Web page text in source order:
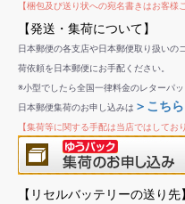
【梱包及び送り状への宛名書きはお客様
【発送・集荷について】
日本郵便の各支店や日本郵便取り扱いの
荷依頼を日本郵便にお手配ください。
※小型でしたら全国一律料金のレターパッ
日本郵便集荷のお申し込みは ＞こちら
【集荷等に関する手配は当店ではしてお
【リセルバッテリーの送り先】